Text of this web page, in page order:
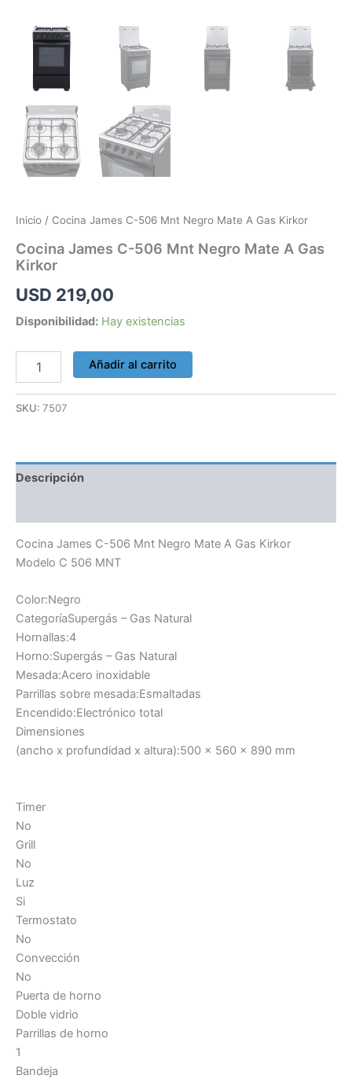
Inicio / Cocina James C-506 Mnt Negro Mate A Gas Kirkor
Cocina James C-506 Mnt Negro Mate A Gas
Kirkor
USD 219,00
Disponibilidad: Hay existencias
Añadir al carrito
SKU: 7507
Descripción
Cocina James C-506 Mnt Negro Mate A Gas Kirkor
Modelo C 506 MNT
Color:Negro
CategoríaSupergás – Gas Natural
Hornallas:4
Horno:Supergás – Gas Natural
Mesada:Acero inoxidable
Parrillas sobre mesada:Esmaltadas
Encendido:Electrónico total
Dimensiones
(ancho x profundidad x altura):500 x 560 x 890 mm
Timer
No
Grill
No
Luz
Si
Termostato
No
Convección
No
Puerta de horno
Doble vidrio
Parrillas de horno
1
Bandeja